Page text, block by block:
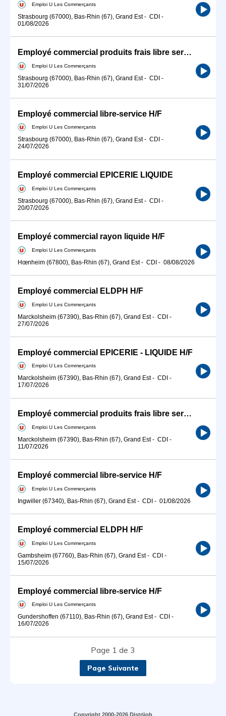
Emploi U Les Commerçants
Strasbourg (67000), Bas-Rhin (67), Grand Est- CDI -
01/08/2026
Employé commercial produits frais libre service H/F
Emploi U Les Commerçants
Strasbourg (67000), Bas-Rhin (67), Grand Est- CDI -
31/07/2026
Employé commercial libre-service H/F
Emploi U Les Commerçants
Strasbourg (67000), Bas-Rhin (67), Grand Est- CDI -
24/07/2026
Employé commercial EPICERIE LIQUIDE
Emploi U Les Commerçants
Strasbourg (67000), Bas-Rhin (67), Grand Est- CDI -
20/07/2026
Employé commercial rayon liquide H/F
Emploi U Les Commerçants
Hœnheim (67800), Bas-Rhin (67), Grand Est- CDI - 08/08/2026
Employé commercial ELDPH H/F
Emploi U Les Commerçants
Marckolsheim (67390), Bas-Rhin (67), Grand Est- CDI -
27/07/2026
Employé commercial EPICERIE - LIQUIDE H/F
Emploi U Les Commerçants
Marckolsheim (67390), Bas-Rhin (67), Grand Est- CDI -
17/07/2026
Employé commercial produits frais libre service H/F
Emploi U Les Commerçants
Marckolsheim (67390), Bas-Rhin (67), Grand Est- CDI -
11/07/2026
Employé commercial libre-service H/F
Emploi U Les Commerçants
Ingwiller (67340), Bas-Rhin (67), Grand Est- CDI - 01/08/2026
Employé commercial ELDPH H/F
Emploi U Les Commerçants
Gambsheim (67760), Bas-Rhin (67), Grand Est- CDI -
15/07/2026
Employé commercial libre-service H/F
Emploi U Les Commerçants
Gundershoffen (67110), Bas-Rhin (67), Grand Est- CDI -
16/07/2026
Page 1 de 3
Page Suivante
Copyright 2000-2026 Distrijob